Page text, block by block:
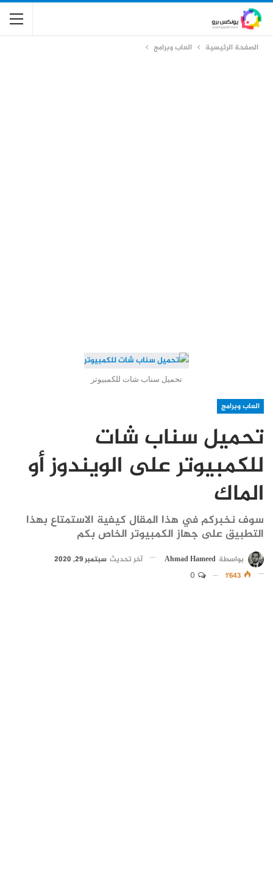
الصفحة الرئيسية العاب وبرامج
تحميل سناب شات للكمبيوتر
العاب وبرامج
تحميل سناب شات
للكمبيوتر على الويندوز أو
الماك
سوف نخبركم في هذا المقال كيفية الاستمتاع بهذا
التطبيق على جهاز الكمبيوتر الخاص بكم
بواسطة Ahmad Hameed آخر تحديث سبتمبر 29, 2020